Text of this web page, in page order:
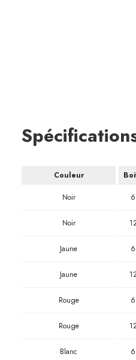
Couleur
Noir 6
Noir 12
Jaune 6
Jaune 12
Rouge 6
Rouge 12
Blanc 6